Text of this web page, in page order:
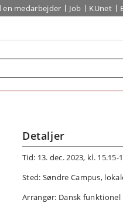
en medarbejder Job KUnet
Detaljer
Tid: 13. dec. 2023, kl. 15.15-
Sted: Søndre Campus,
Arrangør: Dansk